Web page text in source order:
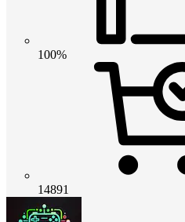
100%
14891